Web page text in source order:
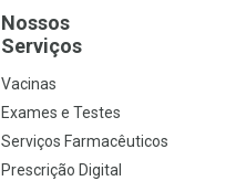
Nossos
Serviços
Vacinas
Exames e Testes
Serviços Farmacêuticos
Prescrição Digital